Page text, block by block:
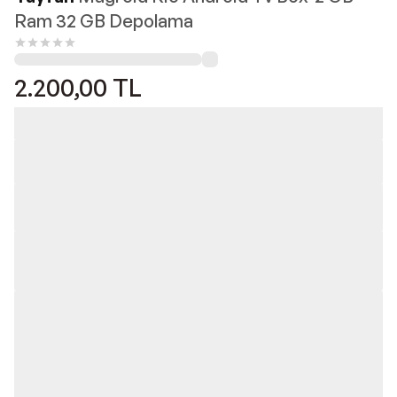
Ram 32 GB Depolama
2.200,00 TL